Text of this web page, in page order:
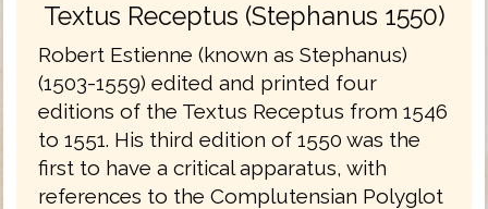
Textus Receptus (Stephanus 1550)
Robert Estienne (known as Stephanus)
(1503-1559) edited and printed four
editions of the Textus Receptus from 1546
to 1551. His third edition of 1550 was the
first to have a critical apparatus, with
references to the Complutensian Polyglot